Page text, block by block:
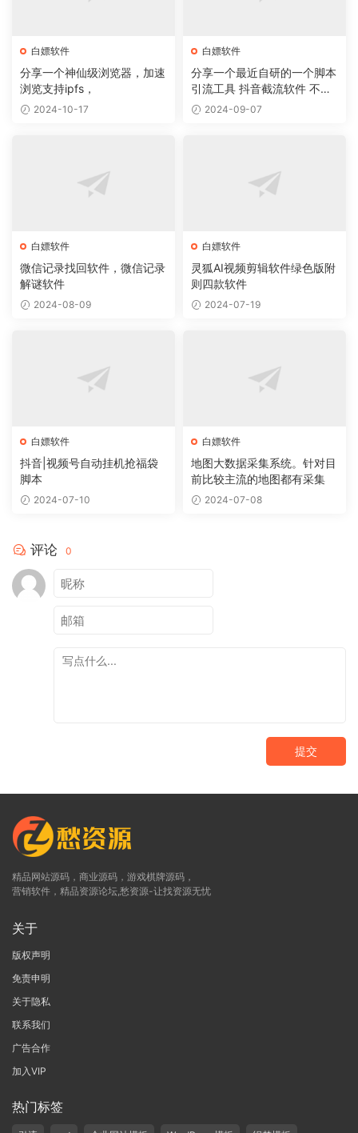
白嫖软件
分享一个神仙级浏览器，加速
浏览支持ipfs，
2024-10-17
白嫖软件
分享一个最近自研的一个脚本
引流工具 抖音截流软件 不封
号 无痕
2024-09-07
白嫖软件
微信记录找回软件，微信记录
解谜软件
2024-08-09
白嫖软件
灵狐AI视频剪辑软件绿色版附
则四款软件
2024-07-19
白嫖软件
抖音|视频号自动挂机抢福袋
脚本
2024-07-10
白嫖软件
地图大数据采集系统。针对目
前比较主流的地图都有采集
2024-07-08
评论 0
提交
精品网站源码，商业源码，游戏棋牌源码，
营销软件，精品资源论坛,愁资源-让找资源无忧
关于
版权声明
免责申明
关于隐私
联系我们
广告合作
加入VIP
热门标签